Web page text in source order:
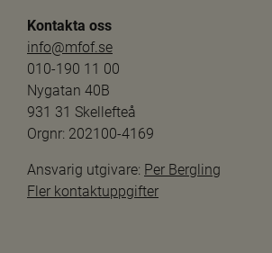
ursprungssökning. Denna konvention
komplement till Haagkonventionen.
Artikel 20: “Counselling and post-
services. The public authorities
promotion and proper
provide help and advice to
adopters and adopted children.”
Kontakta oss
info@mfof.se
010-190 11 00
Nygatan 40B
931 31 Skellefteå
Orgnr: 202100-4169
Ansvarig utgivare: Per Bergling
Fler kontaktuppgifter